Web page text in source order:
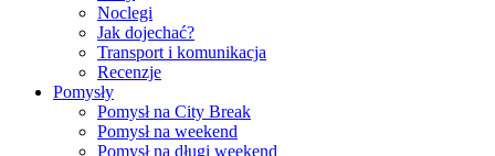
Noclegi
Jak dojechać?
Transport i komunikacja
Recenzje
Pomysły
Pomysł na City Break
Pomysł na weekend
Pomysł na długi weekend